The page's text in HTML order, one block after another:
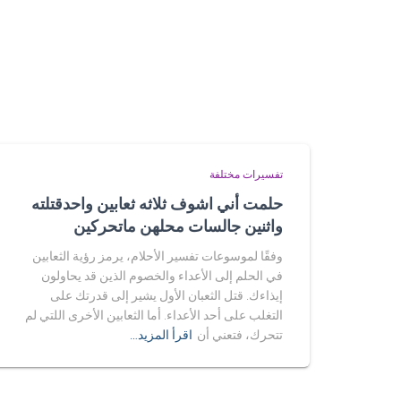
تفسيرات مختلفة
حلمت أني اشوف ثلاثه ثعابين واحدقتلته
واثنين جالسات محلهن ماتحركين
وفقًا لموسوعات تفسير الأحلام، يرمز رؤية الثعابين
في الحلم إلى الأعداء والخصوم الذين قد يحاولون
إيذاءك. قتل الثعبان الأول يشير إلى قدرتك على
التغلب على أحد الأعداء. أما الثعابين الأخرى اللتي لم
تتحرك، فتعني أن اقرأ المزيد…